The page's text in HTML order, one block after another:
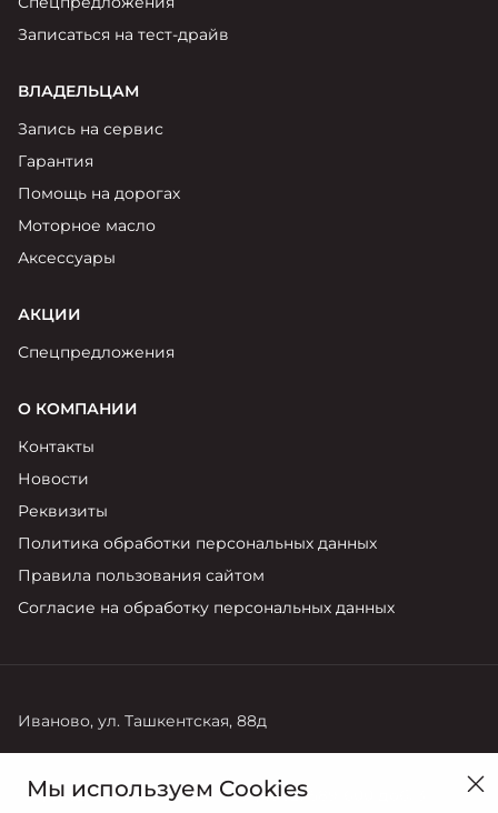
Записаться на тест-драйв
ВЛАДЕЛЬЦАМ
Запись на сервис
Гарантия
Помощь на дорогах
Моторное масло
Аксессуары
АКЦИИ
Спецпредложения
О КОМПАНИИ
Контакты
Новости
Реквизиты
Политика обработки персональных данных
Правила пользования сайтом
Согласие на обработку персональных данных
Иваново, ул. Ташкентская, 88д
+7 (4932) 589-600 доб. 1 +7 (4932) 589-600 доб. 3
Мы используем Cookies